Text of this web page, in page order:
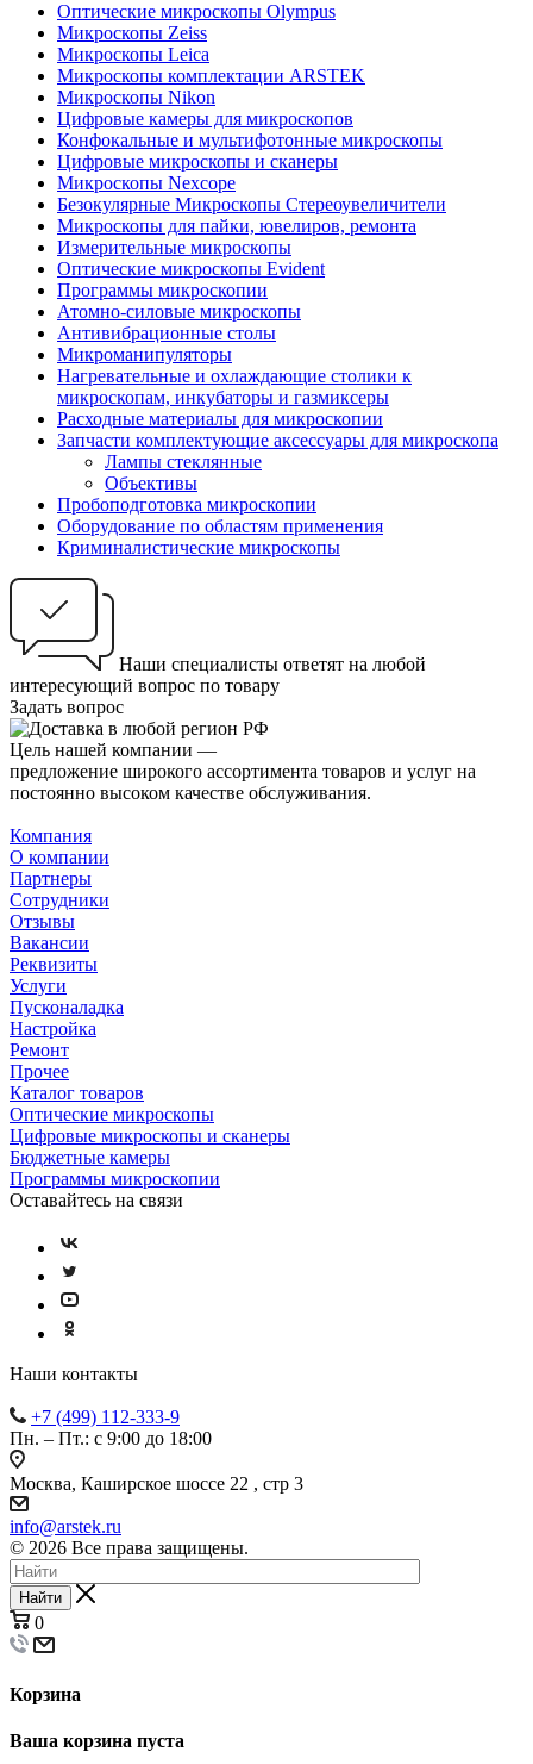
Оптические микроскопы Olympus
Микроскопы Zeiss
Микроскопы Leica
Микроскопы комплектации ARSTEK
Микроскопы Nikon
Цифровые камеры для микроскопов
Конфокальные и мультифотонные микроскопы
Цифровые микроскопы и сканеры
Микроскопы Nexcope
Безокулярные Микроскопы Стереоувеличители
Микроскопы для пайки, ювелиров, ремонта
Измерительные микроскопы
Оптические микроскопы Evident
Программы микроскопии
Атомно-силовые микроскопы
Антивибрационные столы
Микроманипуляторы
Нагревательные и охлаждающие столики к
микроскопам, инкубаторы и газмиксеры
Расходные материалы для микроскопии
Запчасти комплектующие аксессуары для микроскопа
Лампы стеклянные
Объективы
Пробоподготовка микроскопии
Оборудование по областям применения
Криминалистические микроскопы
Наши специалисты ответят на любой
интересующий вопрос по товару
Задать вопрос
Цель нашей компании —
предложение широкого ассортимента товаров и услуг на
постоянно высоком качестве обслуживания.
Компания
О компании
Партнеры
Сотрудники
Отзывы
Вакансии
Реквизиты
Услуги
Пусконаладка
Настройка
Ремонт
Прочее
Каталог товаров
Оптические микроскопы
Цифровые микроскопы и сканеры
Бюджетные камеры
Программы микроскопии
Оставайтесь на связи
Наши контакты
+7 (499) 112-333-9
Пн. – Пт.: с 9:00 до 18:00
Москва, Каширское шоссе 22 , стр 3
info@arstek.ru
© 2026 Все права защищены.
Найти
0
Корзина
Ваша корзина пуста